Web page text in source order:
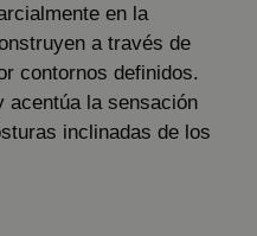
en la
a través de
contornos definidos.
acentúa la sensación
inclinadas de los